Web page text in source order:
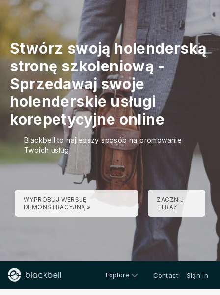
Stwórz swoją holenderską
stronę szkoleniową-
Sprzedawaj swoje
holenderskie usługi
korepetycyjne online
Blackbell to najlepszy sposób na promowanie
Twoich usług
WYPRÓBUJ WERSJĘ
DEMONSTRACYJNĄ »
ZACZNIJ
TERAZ
Explore Contact Sign in